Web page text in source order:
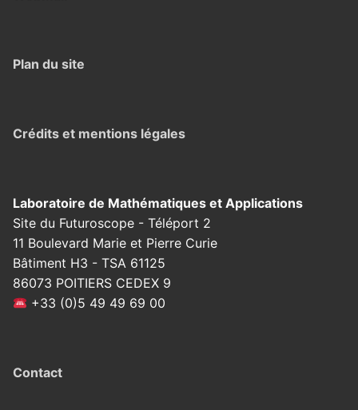
Plan du site
Crédits et mentions légales
Laboratoire de Mathématiques et Applications
Site du Futuroscope - Téléport 2
11 Boulevard Marie et Pierre Curie
Bâtiment H3 - TSA 61125
86073 POITIERS CEDEX 9
+33 (0)5 49 49 69 00
Contact